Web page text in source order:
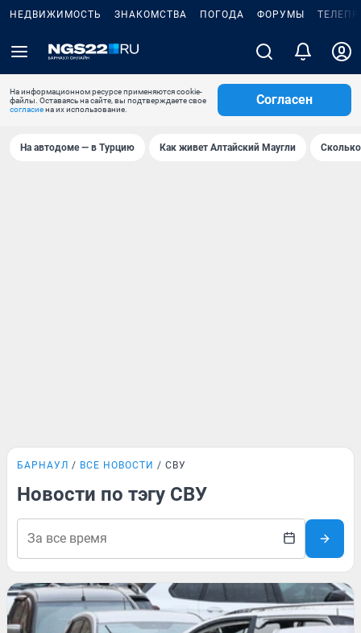
НЕДВИЖИМОСТЬ ЗНАКОМСТВА ПОГОДА ФОРУМЫ
На информационном ресурсе применяются cookie-
файлы. Оставаясь на сайте, вы подтверждаете свое
согласиена их использование.
Согласен
На автодоме — в Турцию Как живет Алтайский Маугли
БАРНАУЛ ВСЕ НОВОСТИ СВУ
Новости по тэгу СВУ